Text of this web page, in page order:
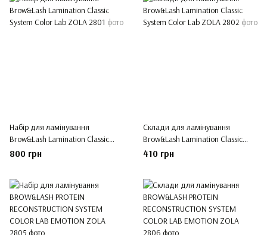
Набір для ламінування
Brow&Lash Lamination Classic
System Color Lab ZOLA
800 грн
Склади для ламінування
Brow&Lash Lamination Classic
System Color Lab ZOLA
410 грн